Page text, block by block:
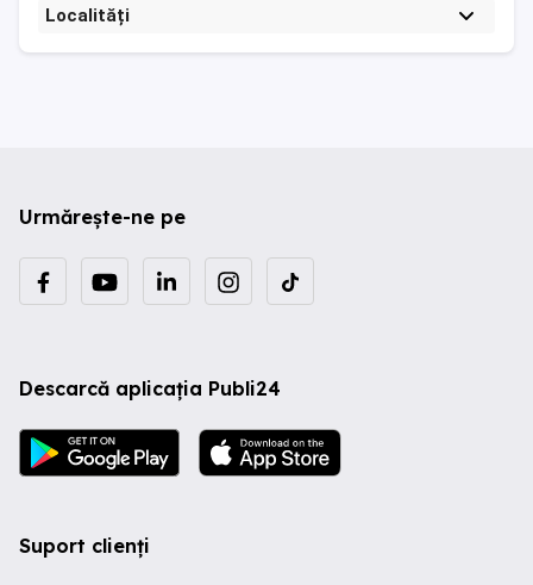
Localități
Urmărește-ne pe
Descarcă aplicația Publi24
Suport clienți